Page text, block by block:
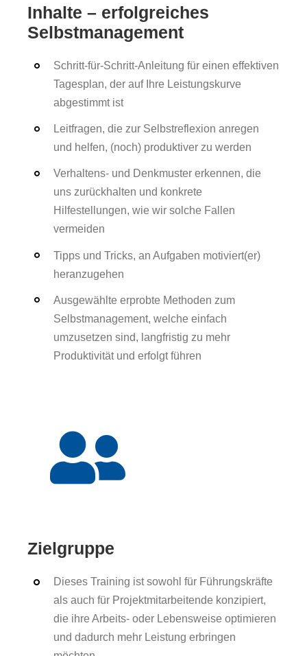
Inhalte – erfolgreiches
Selbstmanagement
Schritt-für-Schritt-Anleitung für einen effektiven
Tagesplan, der auf Ihre Leistungskurve
abgestimmt ist
Leitfragen, die zur Selbstreflexion anregen
und helfen, (noch) produktiver zu werden
Verhaltens- und Denkmuster erkennen, die
uns zurückhalten und konkrete
Hilfestellungen, wie wir solche Fallen
vermeiden
Tipps und Tricks, an Aufgaben motiviert(er)
heranzugehen
Ausgewählte erprobte Methoden zum
Selbstmanagement, welche einfach
umzusetzen sind, langfristig zu mehr
Produktivität und erfolgt führen
Zielgruppe
Dieses Training ist sowohl für Führungskräfte
als auch für Projektmitarbeitende konzipiert,
die ihre Arbeits- oder Lebensweise optimieren
und dadurch mehr Leistung erbringen